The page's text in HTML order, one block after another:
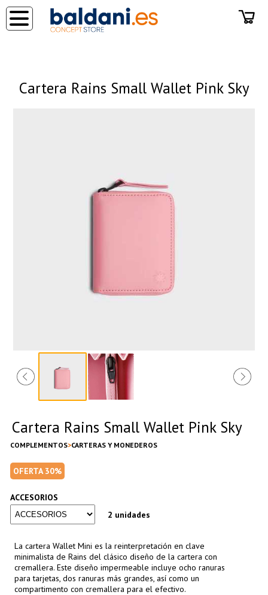
Cartera Rains Small Wallet Pink Sky
Cartera Rains Small Wallet Pink Sky
COMPLEMENTOS CARTERAS Y MONEDEROS
OFERTA 30%
ACCESORIOS
2 unidades
La cartera Wallet Mini es la reinterpretación en clave
minimalista de Rains del clásico diseño de la cartera con
cremallera. Este diseño impermeable incluye ocho ranuras
para tarjetas, dos ranuras más grandes, así como un
compartimento con cremallera para el efectivo.